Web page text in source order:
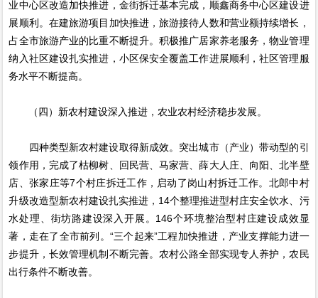
业中心区改造加快推进，金街拆迁基本完成，顺鑫商务中心区建设进
展顺利。在建旅游项目加快推进，旅游接待人数和营业额持续增长，
占全市旅游产业的比重不断提升。积极推广居家养老服务，物业管理
纳入社区建设扎实推进，小区保安全覆盖工作进展顺利，社区管理服
务水平不断提高。
（四）新农村建设深入推进，农业农村经济稳步发展。
四种类型新农村建设取得新成效。突出城市（产业）带动型的引
领作用，完成了枯柳树、回民营、马家营、薛大人庄、向阳、北半壁
店、张家庄等7个村庄拆迁工作，启动了岗山村拆迁工作。北郎中村
升级改造型新农村建设扎实推进，14个整理推进型村庄安全饮水、污
水处理、街坊路建设深入开展。146个环境整治型村庄建设成效显
著，走在了全市前列。“三个起来”工程加快推进，产业支撑能力进一
步提升，长效管理机制不断完善。农村公路全部实现专人养护，农民
出行条件不断改善。